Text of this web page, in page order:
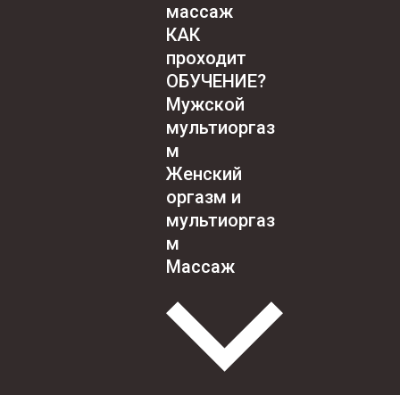
массаж
КАК
проходит
ОБУЧЕНИЕ?
Мужской
мультиоргаз
м
Женский
оргазм и
мультиоргаз
м
Массаж